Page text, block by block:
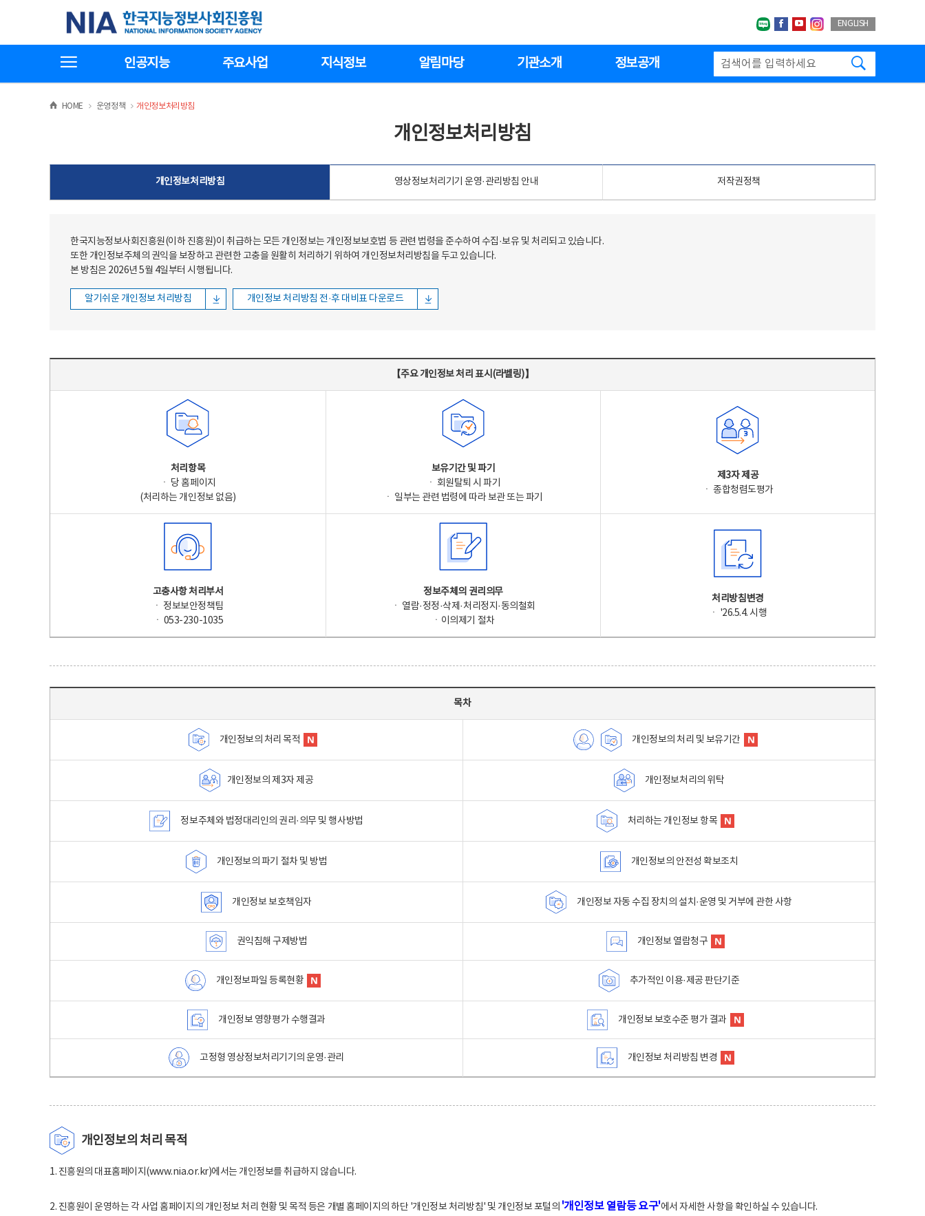
한국지능정보사회진흥원
네이버블로그
페이스북
유투브인스타그랩
ENGLISH
인공지능 주요사업 지식정보 알림마당 기관소개 정보공개
HOME >운영정책 >
개인정보처리방침
개인정보처리방침
개인정보처리방침 영상정보처리기기 운영·관리방침 안내 저작권정책
한국지능정보사회진흥원(이하 진흥원)이 취급하는 모든 개인정보는 개인정보보호법 등 관련 법령을 준수하여 수집·보유 및 처리되고 있습니다.
또한 개인정보주체의 권익을 보장하고 관련한 고충을 원활히 처리하기 위하여 개인정보처리방침을 두고 있습니다.
본 방침은 2026년 5월 4일부터 시행됩니다.
알기쉬운 개인정보 처리방침 개인정보 처리방침 전·후 대비표 다운로드
【주요 개인정보 처리 표시(라벨링)】
처리항목
ㆍ 당 홈페이지
(처리하는 개인정보 없음)
보유기간 및 파기
ㆍ 회원탈퇴 시 파기
ㆍ 일부는 관련 법령에 따라 보관 또는 파기
제3자 제공
ㆍ 종합청렴도평가
고충사항 처리부서
ㆍ 정보보안정책팀
ㆍ 053-230-1035
정보주체의 권리의무
ㆍ 열람·정정·삭제·처리정지·동의철회
ㆍ이의제기 절차
처리방침변경
ㆍ '26.5.4. 시행
목차
개인정보의 처리 목적 개인정보의 처리 및 보유기간
개인정보의 제3자 제공 개인정보처리의 위탁
정보주체와 법정대리인의 권리·의무 및 행사방법 처리하는 개인정보 항목
개인정보의 파기 절차 및 방법 개인정보의 안전성 확보조치
개인정보 보호책임자 개인정보 자동 수집 장치의 설치·운영 및 거부에 관한 사항
권익침해 구제방법 개인정보 열람청구
개인정보파일 등록현황 추가적인 이용·제공 판단기준
개인정보 영향평가 수행결과 개인정보 보호수준 평가 결과
고정형 영상정보처리기기의 운영·관리 개인정보 처리방침 변경
개인정보의 처리 목적
1. 진흥원의 대표홈페이지(www.nia.or.kr)에서는 개인정보를 취급하지 않습니다.
2. 진흥원이 운영하는 각 사업 홈페이지의 개인정보 처리 현황 및 목적 등은 개별 홈페이지의 하단 '개인정보 처리방침' 및 개인정보 포털의 '개인정보 열람등 요구'에서 자세한 사항을 확인하실 수 있습니다.